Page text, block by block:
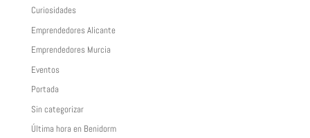
Curiosidades
Emprendedores Alicante
Emprendedores Murcia
Eventos
Portada
Sin categorizar
Última hora en Benidorm